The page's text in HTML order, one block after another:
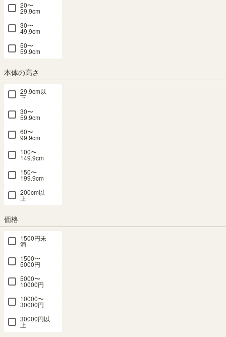
20〜
29.9cm
30〜
49.9cm
50〜
59.9cm
本体の高さ
29.9cm以
下
30〜
59.9cm
60〜
99.9cm
100〜
149.9cm
150〜
199.9cm
200cm以
上
価格
1500円未
満
1500〜
5000円
5000〜
10000円
10000〜
30000円
30000円以
上
当店限定商品
→登録はこちらから
¥ 8,980
送料個別
カラー
ナチュラルブラウン
組立サービス